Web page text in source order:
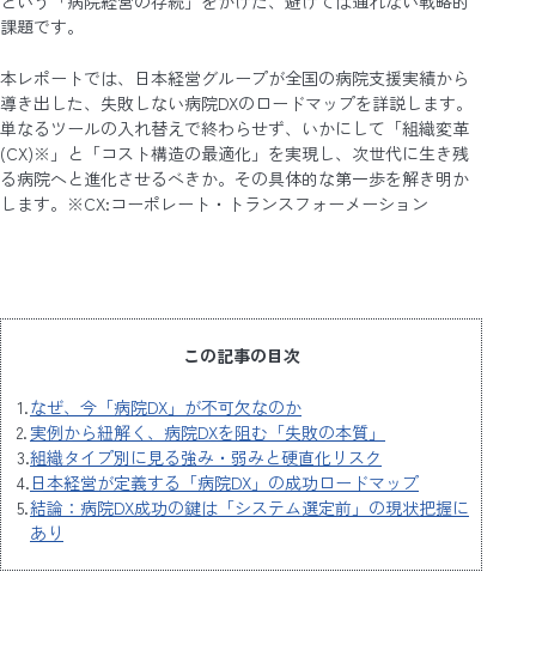
課題です。
本レポートでは、日本経営グループが全国の病院支援実績から
導き出した、失敗しない病院DXのロードマップを詳説します。
単なるツールの入れ替えで終わらせず、いかにして「組織変革
(CX)※」と「コスト構造の最適化」を実現し、次世代に生き残
る病院へと進化させるべきか。その具体的な第一歩を解き明か
します。※CX:コーポレート・トランスフォーメーション
この記事の目次
なぜ、今「病院DX」が不可欠なのか
実例から紐解く、病院DXを阻む「失敗の本質」
組織タイプ別に見る強み・弱みと硬直化リスク
日本経営が定義する「病院DX」の成功ロードマップ
結論：病院DX成功の鍵は「システム選定前」の現状把握に
あり